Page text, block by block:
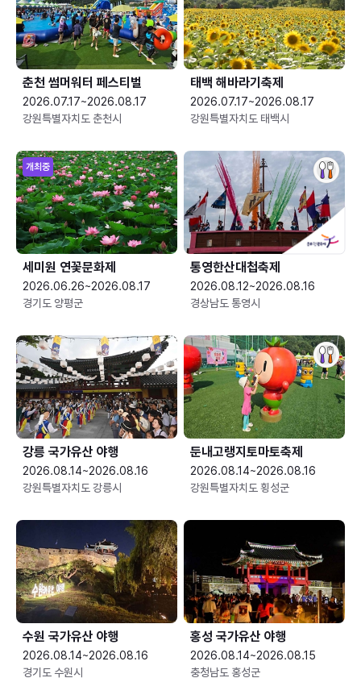
춘천 썸머워터 페스티벌
2026.07.17~2026.08.17
강원특별자치도 춘천시
태백 해바라기축제
2026.07.17~2026.08.17
강원특별자치도 태백시
개최중
세미원 연꽃문화제
2026.06.26~2026.08.17
경기도 양평군
통영한산대첩축제
2026.08.12~2026.08.16
경상남도 통영시
강릉 국가유산 야행
2026.08.14~2026.08.16
강원특별자치도 강릉시
둔내고랭지토마토축제
2026.08.14~2026.08.16
강원특별자치도 횡성군
수원 국가유산 야행
2026.08.14~2026.08.16
경기도 수원시
홍성 국가유산 야행
2026.08.14~2026.08.15
충청남도 홍성군